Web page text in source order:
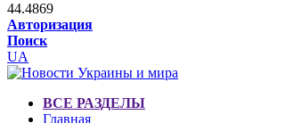
44.4869
Авторизация
Поиск
UA
ВСЕ РАЗДЕЛЫ
Главная